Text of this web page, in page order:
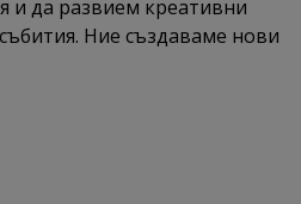
и да развием креативни
Ние създаваме нови